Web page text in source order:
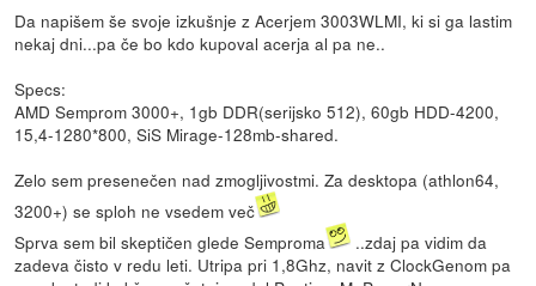
Da napišem še svoje izkušnje z Acerjem 3003WLMI, ki si ga lastim
nekaj dni...pa če bo kdo kupoval acerja al pa ne..
Specs:
AMD Semprom 3000+, 1gb DDR(serijsko 512), 60gb HDD-4200,
15,4-1280*800, SiS Mirage-128mb-shared.
Zelo sem presenečen nad zmogljivostmi. Za desktopa (athlon64,
3200+) se sploh ne vsedem več
Sprva sem bil skeptičen glede Semproma
..zdaj pa vidim da
zadeva čisto v redu leti. Utripa pri 1,8Ghz, navit z ClockGenom pa